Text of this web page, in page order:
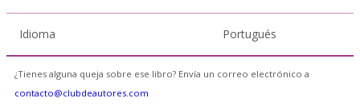
Idioma Portugués
¿Tienes alguna queja sobre ese libro? Envía un correo electrónico a
contacto@clubdeautores.com